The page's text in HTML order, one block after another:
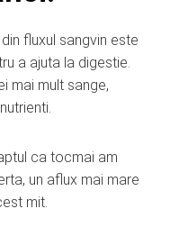
fluxul sangvin este
a ajuta la digestie.
mai mult sange,
ca tocmai am
un aflux mai mare
mit.